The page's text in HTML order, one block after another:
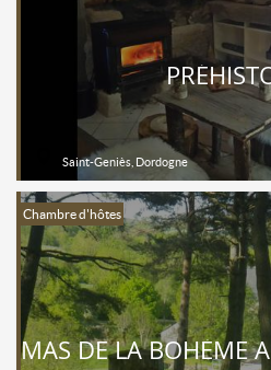
Saint-Geniès, Dordogne
Chambre d'hôtes
MAS DE LA BOHÈME AU